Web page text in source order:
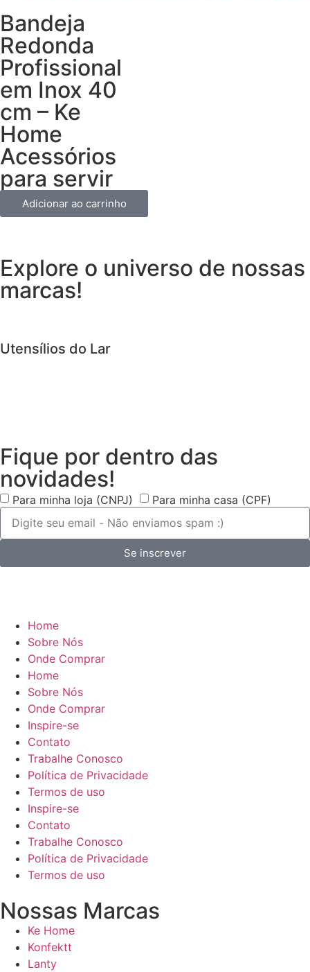
Bandeja
Redonda
Profissional
em Inox 40
cm – Ke
Home
Acessórios
para servir
Adicionar ao carrinho
Explore o universo de nossas
marcas!
Utensílios do Lar
Fique por dentro das
novidades!
Para minha loja (CNPJ) Para minha casa (CPF)
Se inscrever
Home
Sobre Nós
Onde Comprar
Home
Sobre Nós
Onde Comprar
Inspire-se
Contato
Trabalhe Conosco
Política de Privacidade
Termos de uso
Inspire-se
Contato
Trabalhe Conosco
Política de Privacidade
Termos de uso
Nossas Marcas
Ke Home
Konfektt
Lanty